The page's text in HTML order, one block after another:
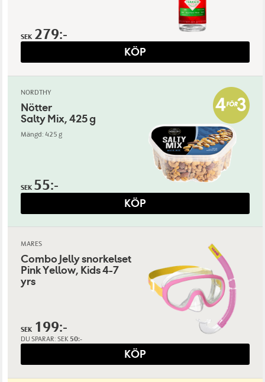
SEK 279:-
KÖP
NORDTHY
Nötter
Salty Mix, 425 g
Mängd: 425 g
SEK 55:-
KÖP
MARES
Combo Jelly snorkelset
Pink Yellow, Kids 4-7
yrs
SEK 199:-
DU SPARAR: SEK 50:-
KÖP